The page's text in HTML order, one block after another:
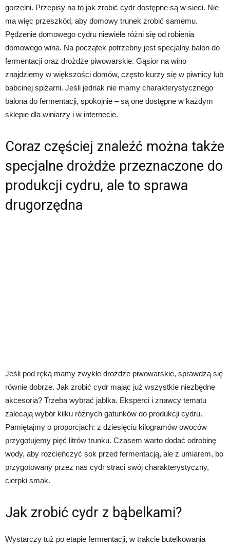
gorzelni. Przepisy na to jak zrobić cydr dostępne są w sieci. Nie
ma więc przeszkód, aby domowy trunek zrobić samemu.
Pędzenie domowego cydru niewiele różni się od robienia
domowego wina. Na początek potrzebny jest specjalny balon do
fermentacji oraz drożdże piwowarskie. Gąsior na wino
znajdziemy w większości domów, często kurzy się w piwnicy lub
babcinej spiżarni. Jeśli jednak nie mamy charakterystycznego
balona do fermentacji, spokojnie – są one dostępne w każdym
sklepie dla winiarzy i w internecie.
Coraz częściej znaleźć można także
specjalne drożdże przeznaczone do
produkcji cydru, ale to sprawa
drugorzędna
Jeśli pod ręką mamy zwykłe drożdże piwowarskie, sprawdzą się
równie dobrze. Jak zrobić cydr mając już wszystkie niezbędne
akcesoria? Trzeba wybrać jabłka. Eksperci i znawcy tematu
zalecają wybór kilku różnych gatunków do produkcji cydru.
Pamiętajmy o proporcjach: z dziesięciu kilogramów owoców
przygotujemy pięć litrów trunku. Czasem warto dodać odrobinę
wody, aby rozcieńczyć sok przed fermentacją, ale z umiarem, bo
przygotowany przez nas cydr straci swój charakterystyczny,
cierpki smak.
Jak zrobić cydr z bąbelkami?
Wystarczy tuż po etapie fermentacji, w trakcie butelkowania